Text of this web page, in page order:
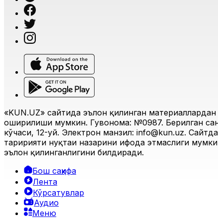
«KUN.UZ» сайтида эълон қилинган
оширилиши мумкин. Гувоҳнома: №0987. Берилган
кўчаси, 12-уй. Электрон манзил: info@kun.uz.
таҳририяти нуқтаи назарини ифода этмаслиги
эълон қилинганлигини билдиради.
Бош саҳифа
Лента
Кўрсатувлар
Аудио
Меню